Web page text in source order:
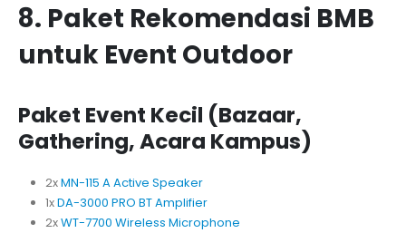
8. Paket Rekomendasi BMB
untuk Event Outdoor
Paket Event Kecil (Bazaar,
Gathering, Acara Kampus)
2xMN-115 A Active Speaker
1xDA-3000 PRO BT Amplifier
2xWT-7700 Wireless Microphone